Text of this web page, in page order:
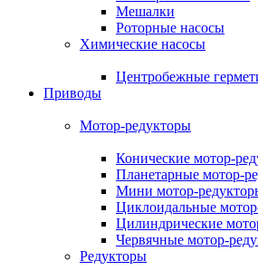
Мешалки
Роторные насосы
Химические насосы
Центробежные
Приводы
Мотор-редукторы
Конические мотор-
Планетарные мотор-
Мини мотор-
Циклоидальные
Цилиндрические
Червячные мотор-
Редукторы